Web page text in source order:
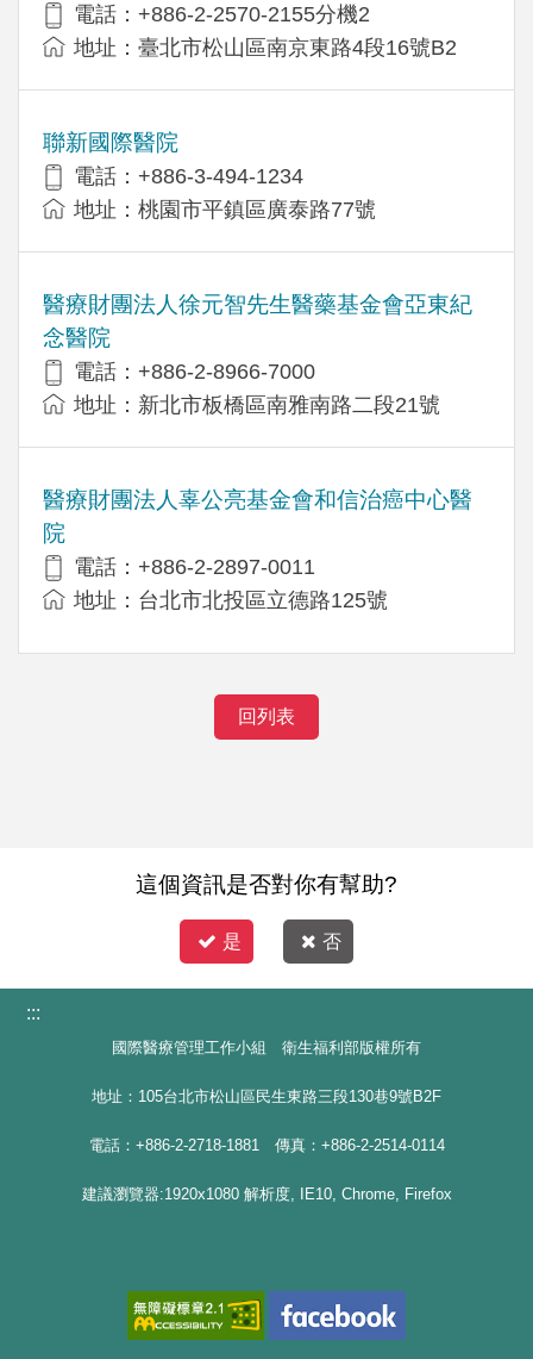
電話：+886-2-2570-2155分機2
地址：臺北市松山區南京東路4段16號B2
聯新國際醫院
電話：+886-3-494-1234
地址：桃園市平鎮區廣泰路77號
醫療財團法人徐元智先生醫藥基金會亞東紀
念醫院
電話：+886-2-8966-7000
地址：新北市板橋區南雅南路二段21號
醫療財團法人辜公亮基金會和信治癌中心醫
院
電話：+886-2-2897-0011
地址：台北市北投區立德路125號
回列表
這個資訊是否對你有幫助?
是 否
:::
國際醫療管理工作小組 衛生福利部版權所有
地址：105台北市松山區民生東路三段130巷9號B2F
電話：+886-2-2718-1881 傳真：+886-2-2514-0114
建議瀏覽器:1920x1080 解析度, IE10, Chrome, Firefox